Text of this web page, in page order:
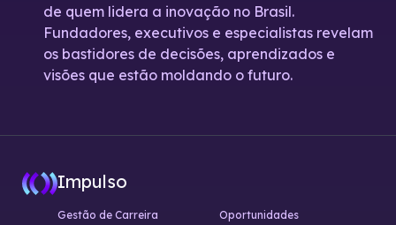
de quem lidera a inovação no Brasil.
Fundadores, executivos e especialistas revelam
os bastidores de decisões, aprendizados e
visões que estão moldando o futuro.
Impulso
Gestão de Carreira
Oportunidades